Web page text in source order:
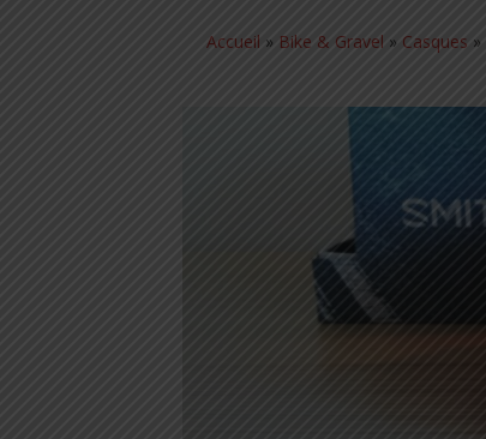
Accueil » Bike & Gravel » Casques »